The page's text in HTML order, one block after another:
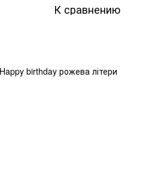
К сравнению
birthday рожева літери